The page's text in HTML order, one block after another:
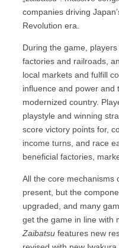
companies driving
Revolution era.
During the game,
factories and railroads,
local markets and fulfill
influence and power and
modernized country.
playstyle and winning
score victory points for,
income turns, and race
beneficial factories,
All the core mechanisms
present, but the
upgraded, and many
get the game in line with
Zaibatsu features new